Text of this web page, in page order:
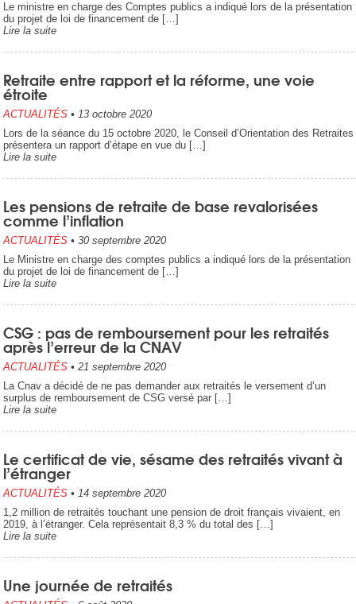
Le ministre en charge des Comptes publics a indiqué lors de la présentation
du projet de loi de financement de […]
Lire la suite
Retraite entre rapport et la réforme, une voie
étroite
ACTUALITÉS • 13 octobre 2020
Lors de la séance du 15 octobre 2020, le Conseil d’Orientation des Retraites
présentera un rapport d’étape en vue du […]
Lire la suite
Les pensions de retraite de base revalorisées
comme l’inflation
ACTUALITÉS • 30 septembre 2020
Le Ministre en charge des comptes publics a indiqué lors de la présentation
du projet de loi de financement de […]
Lire la suite
CSG : pas de remboursement pour les retraités
après l’erreur de la CNAV
ACTUALITÉS • 21 septembre 2020
La Cnav a décidé de ne pas demander aux retraités le versement d’un
surplus de remboursement de CSG versé par […]
Lire la suite
Le certificat de vie, sésame des retraités vivant à
l’étranger
ACTUALITÉS • 14 septembre 2020
1,2 million de retraités touchant une pension de droit français vivaient, en
2019, à l’étranger. Cela représentait 8,3 % du total des […]
Lire la suite
Une journée de retraités